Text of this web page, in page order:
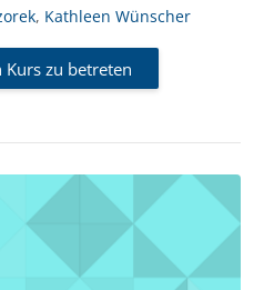
, Kathleen Wünscher
zu betreten